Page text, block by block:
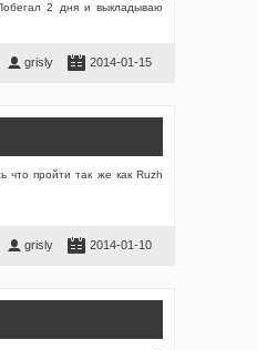
2 дня и выкладываю
grisly 2014-01-15
что пройти так же как Ruzh
grisly 2014-01-10